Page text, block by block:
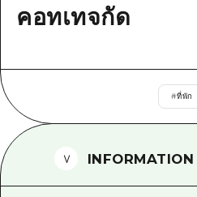
มาตรฐาน
การรักษา
ธรรมชาติ
ตั๋วเที่ยวคุ้มค่า
ฮิโรชิม่า ฟรี
คอทเทจกัด
#ที่พัก
INFORMATION